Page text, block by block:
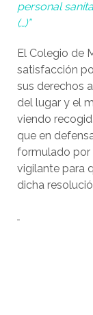
personal
(…)”
El Colegio de
satisfacción
sus derechos
del lugar y el
viendo
que en
formulado por
vigilante para
dicha